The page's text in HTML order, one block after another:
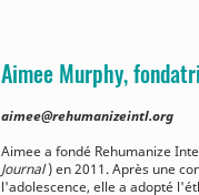
Aimee Murphy,
aimee@rehumanizeintl.org
Aimee a fondé Rehumanize
Journal) en 2011. Après une
l'adolescence, elle a adopté